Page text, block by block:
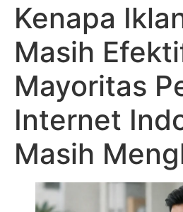
Kenapa
Masih
Mayoritas
Internet
Masih